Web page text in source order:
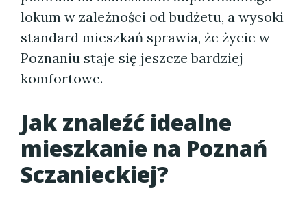
lokum w zależności od budżetu, a wysoki
standard mieszkań sprawia, że życie w
Poznaniu staje się jeszcze bardziej
komfortowe.
Jak znaleźć idealne
mieszkanie na Poznań
Sczanieckiej?